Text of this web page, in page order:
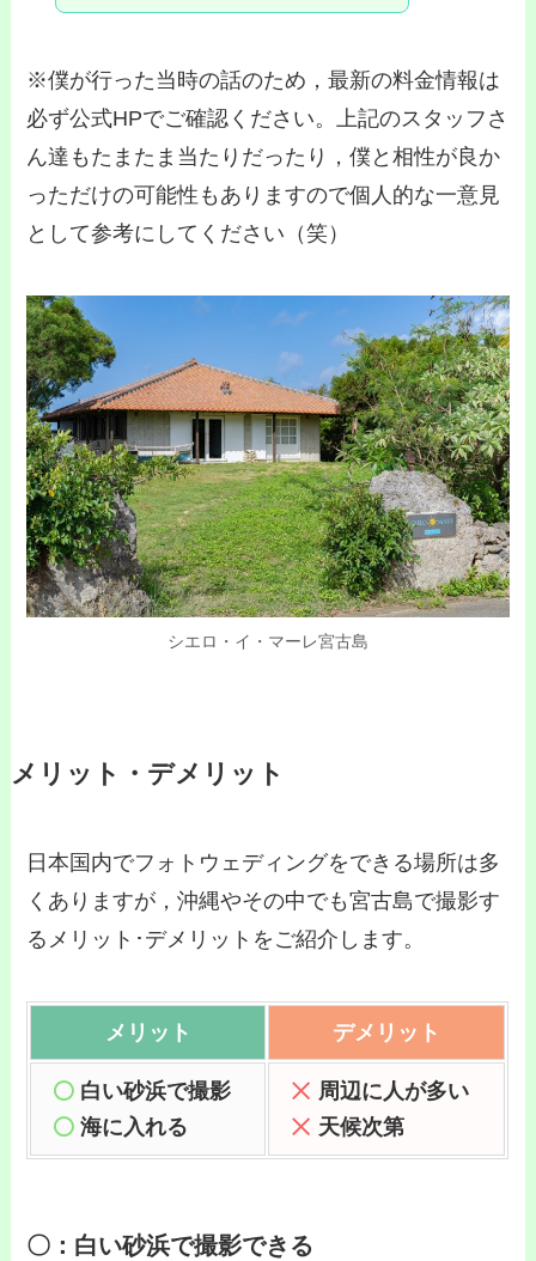
※僕が行った当時の話のため，最新の料金情報は
必ず公式HPでご確認ください。上記のスタッフさ
ん達もたまたま当たりだったり，僕と相性が良か
っただけの可能性もありますので個人的な一意見
として参考にしてください（笑）
シエロ・イ・マーレ宮古島
メリット・デメリット
日本国内でフォトウェディングをできる場所は多
くありますが，沖縄やその中でも宮古島で撮影す
るメリット･デメリットをご紹介します。
メリット デメリット
白い砂浜で撮影
海に入れる
周辺に人が多い
天候次第
〇：白い砂浜で撮影できる